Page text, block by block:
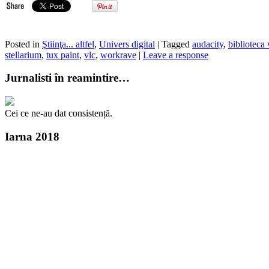
Posted in Ştiinţa... altfel, Univers digital | Tagged audacity, biblioteca
stellarium, tux paint, vlc, workrave | Leave a response
Jurnalisti în reamintire…
Cei ce ne-au dat consistență.
Iarna 2018